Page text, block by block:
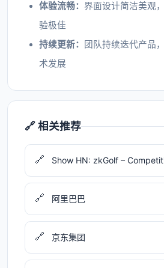
体验流畅： 界面设计简洁美观
验极佳
持续更新：
团队持续迭代产品
术发展
🔗 相关推荐
🔗 Show HN: zkGolf –
🔗 阿里巴巴
🔗 京东集团